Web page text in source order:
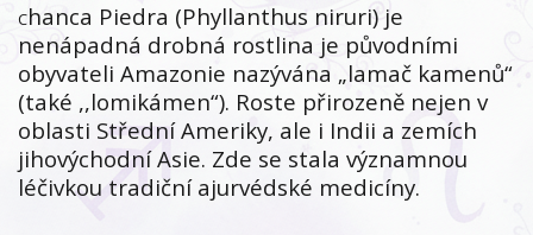
Chanca Piedra (Phyllanthus niruri) je
nenápadná drobná rostlina je původními
obyvateli Amazonie nazývána „lamač kamenů“
(také ,,lomikámen“). Roste přirozeně nejen v
oblasti Střední Ameriky, ale i Indii a zemích
jihovýchodní Asie. Zde se stala významnou
léčivkou tradiční ajurvédské medicíny.